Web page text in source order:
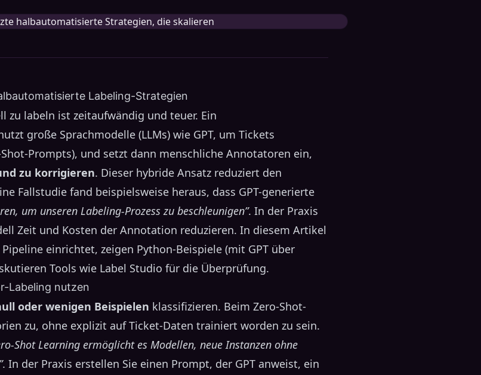
Labeling-Strategien
zu labeln ist zeitaufwändig und teuer. Ein
große Sprachmodelle (LLMs) wie GPT, um Tickets
Prompts), und setzt dann menschliche Annotatoren ein,
zu korrigieren. Dieser hybride Ansatz reduziert den
Fallstudie fand beispielsweise heraus, dass GPT-generierte
um unseren Labeling-Prozess zu beschleunigen”. In der Praxis
Zeit und Kosten der Annotation reduzieren. In diesem Artikel
einrichtet, zeigen Python-Beispiele (mit GPT über
Tools wie Label Studio für die Überprüfung.
Labeling nutzen
oder wenigen Beispielen klassifizieren. Beim Zero-Shot-
zu, ohne explizit auf Ticket-Daten trainiert worden zu sein.
Shot Learning ermöglicht es Modellen, neue Instanzen ohne
. In der Praxis erstellen Sie einen Prompt, der GPT anweist, ein